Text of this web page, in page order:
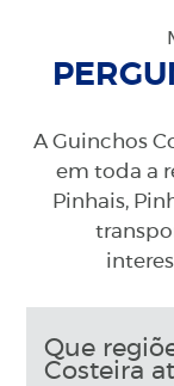
A Guinchos
em toda a
Pinhais,
Que
Costeira